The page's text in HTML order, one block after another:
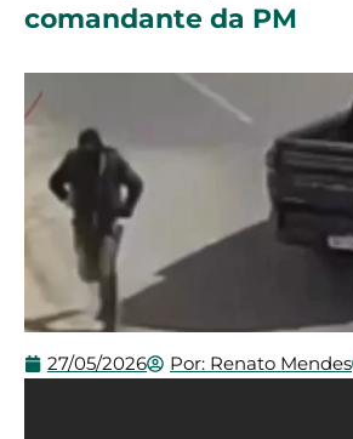
comandante da PM
27/05/2026 Por: Renato Mendes